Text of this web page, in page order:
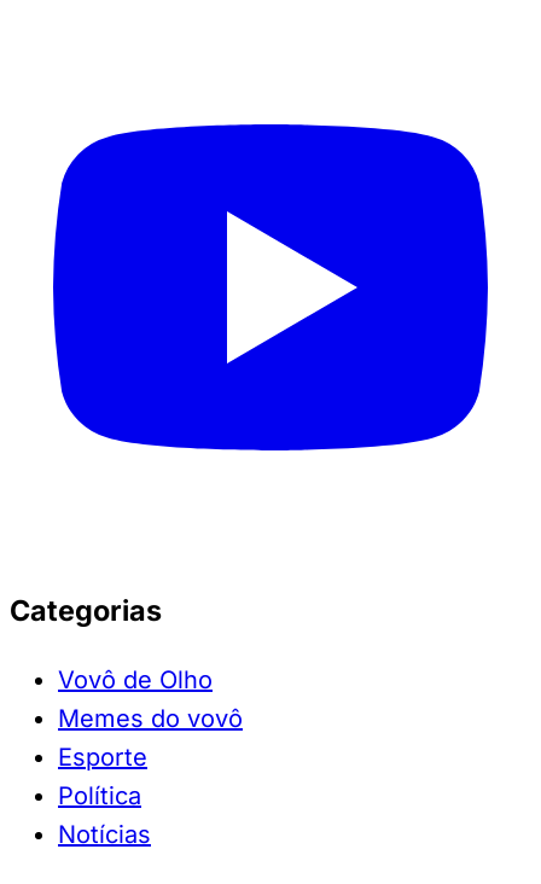
Categorias
Vovô de Olho
Memes do vovô
Esporte
Política
Notícias